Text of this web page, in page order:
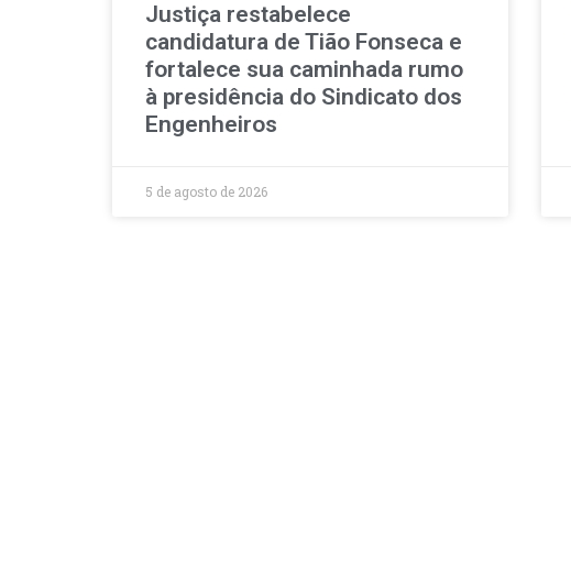
Justiça restabelece
candidatura de Tião Fonseca e
fortalece sua caminhada rumo
à presidência do Sindicato dos
Engenheiros
5 de agosto de 2026